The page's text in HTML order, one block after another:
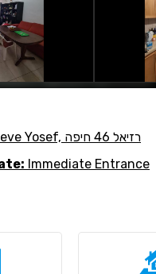
Haifa - Neve Yosef, רזיאל 46 חיפה
Immediate Entrance